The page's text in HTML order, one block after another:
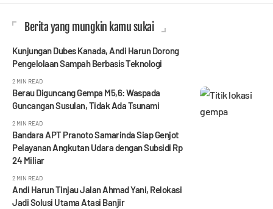
Berita yang mungkin kamu sukai
Kunjungan Dubes Kanada, Andi Harun Dorong
Pengelolaan Sampah Berbasis Teknologi
2 MIN READ
Berau Diguncang Gempa M5,6: Waspada
Guncangan Susulan, Tidak Ada Tsunami
2 MIN READ
Bandara APT Pranoto Samarinda Siap Genjot
Pelayanan Angkutan Udara dengan Subsidi Rp
24 Miliar
2 MIN READ
Andi Harun Tinjau Jalan Ahmad Yani, Relokasi
Jadi Solusi Utama Atasi Banjir